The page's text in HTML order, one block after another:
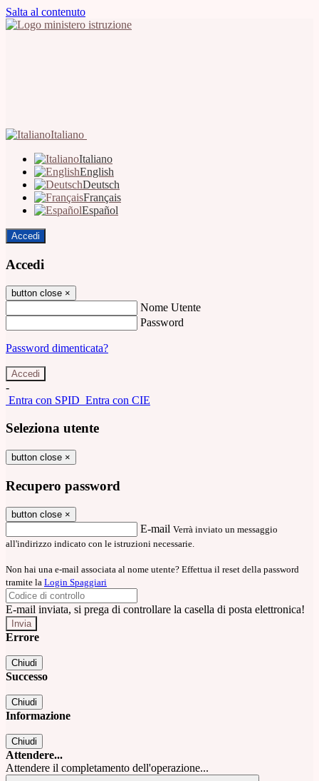
Salta al contenuto
Italiano
Italiano
English
Deutsch
Français
Español
Accedi
Accedi
button close ×
Nome Utente
Password
Password dimenticata?
-
Entra con SPID Entra con CIE
Seleziona utente
button close ×
Recupero password
button close ×
E-mail Verrà inviato un messaggio
all'indirizzo indicato con le istruzioni necessarie.
Non hai una e-mail associata al nome utente? Effettua il reset della password
tramite la Login Spaggiari
E-mail inviata, si prega di controllare la casella di posta elettronica!
Errore
Chiudi
Successo
Chiudi
Informazione
Chiudi
Attendere...
Attendere il completamento dell'operazione...